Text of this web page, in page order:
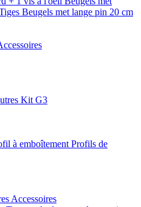
Beugels met lange pin 20 cm
Kit G3
à emboîtement Profils de
Accessoires